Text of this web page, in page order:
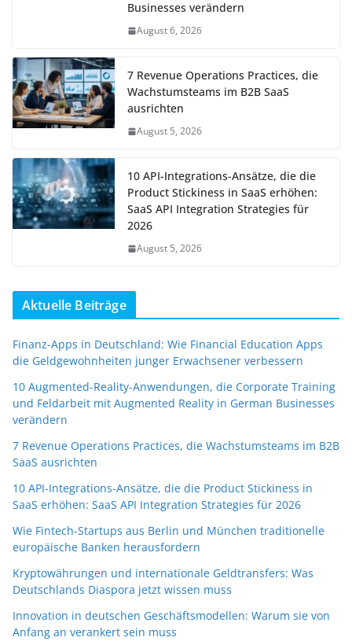
Businesses verändern
August 6, 2026
7 Revenue Operations Practices, die
Wachstumsteams im B2B SaaS
ausrichten
August 5, 2026
10 API-Integrations-Ansätze, die die
Product Stickiness in SaaS erhöhen:
SaaS API Integration Strategies für
2026
August 5, 2026
Aktuelle Beiträge
Finanz-Apps in Deutschland: Wie Financial Education Apps
die Geldgewohnheiten junger Erwachsener verbessern
10 Augmented-Reality-Anwendungen, die Corporate Training
und Feldarbeit mit Augmented Reality in German Businesses
verändern
7 Revenue Operations Practices, die Wachstumsteams im B2B
SaaS ausrichten
10 API-Integrations-Ansätze, die die Product Stickiness in
SaaS erhöhen: SaaS API Integration Strategies für 2026
Wie Fintech-Startups aus Berlin und München traditionelle
europäische Banken herausfordern
Kryptowährungen und internationale Geldtransfers: Was
Deutschlands Diaspora jetzt wissen muss
Innovation in deutschen Geschäftsmodellen: Warum sie von
Anfang an verankert sein muss